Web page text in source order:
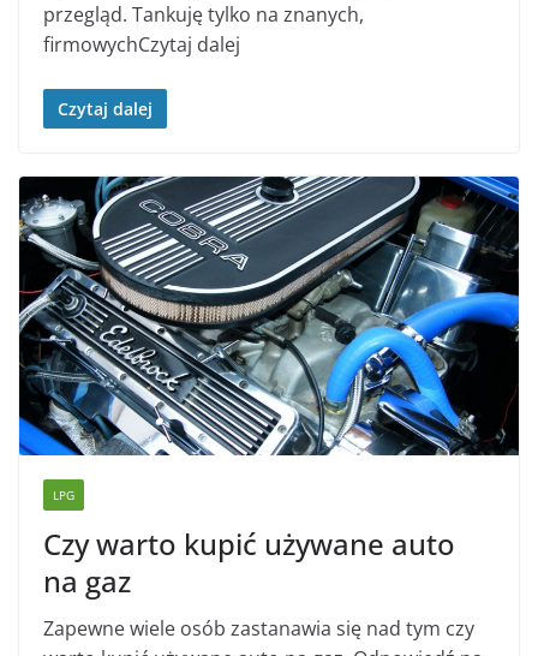
przegląd. Tankuję tylko na znanych,
firmowychCzytaj dalej
Czytaj dalej
LPG
Czy warto kupić używane auto
na gaz
Zapewne wiele osób zastanawia się nad tym czy